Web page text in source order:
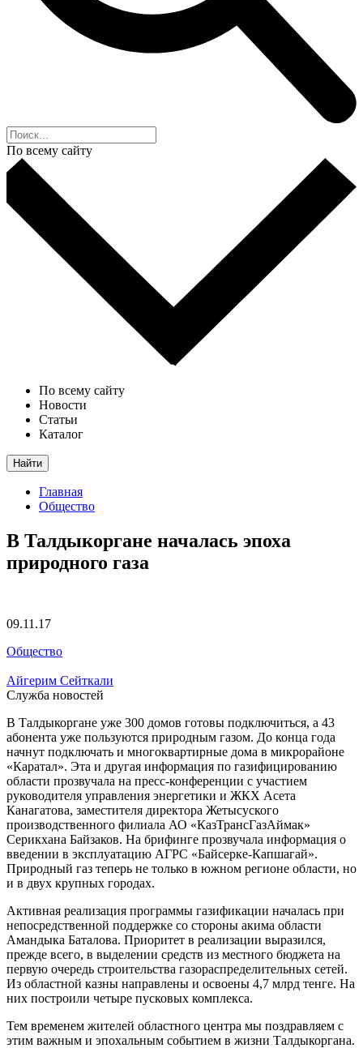
По всему сайту
По всему сайту
Новости
Статьи
Каталог
Найти
Главная
Общество
В Талдыкоргане началась эпоха
природного газа
09.11.17
Общество
Айгерим Сейткали
Служба новостей
В Талдыкоргане уже 300 домов готовы подключиться, а 43
абонента уже пользуются природным газом. До конца года
начнут подключать и многоквартирные дома в микрорайоне
«Каратал». Эта и другая информация по газифицированию
области прозвучала на пресс-конференции с участием
руководителя управления энергетики и ЖКХ Асета
Канагатова, заместителя директора Жетысуского
производственного филиала АО «КазТрансГазАймак»
Серикхана Байзаков. На брифинге прозвучала информация о
введении в эксплуатацию АГРС «Байсерке-Капшагай».
Природный газ теперь не только в южном регионе области, но
и в двух крупных городах.
Активная реализация программы газификации началась при
непосредственной поддержке со стороны акима области
Амандыка Баталова. Приоритет в реализации выразился,
прежде всего, в выделении средств из местного бюджета на
первую очередь строительства газораспределительных сетей.
Из областной казны направлены и освоены 4,7 млрд тенге. На
них построили четыре пусковых комплекса.
Тем временем жителей областного центра мы поздравляем с
этим важным и эпохальным событием в жизни Талдыкоргана.